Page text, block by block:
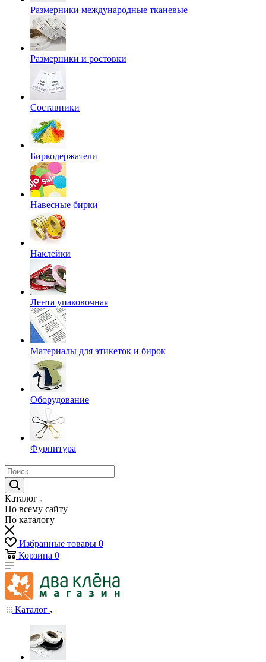
Размерники международные тканевые
Размерники и ростовки
Составники
Биркодержатели
Навесные бирки
Наклейки
Лента упаковочная
Материалы для этикеток и бирок
Оборудование
Фурнитура
Каталог
По всему сайту
По каталогу
Избранные товары 0
Корзина 0
Каталог